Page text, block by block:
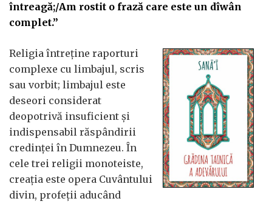
întreagă;/Am rostit o frază care este un dîwân
complet.”
Religia întreține raporturi
complexe cu limbajul, scris
sau vorbit; limbajul este
deseori considerat
deopotrivă insuficient și
indispensabil răspândirii
credinței în Dumnezeu. În
cele trei religii monoteiste,
creația este opera Cuvântului
divin, profeții aducând